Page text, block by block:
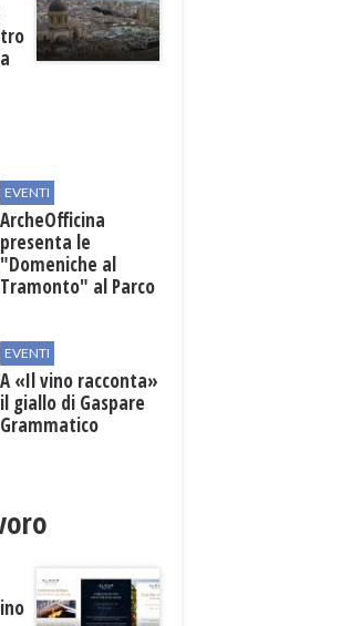
EVENTI
ArcheOfficina
presenta le
"Domeniche al
Tramonto" al Parco
EVENTI
A «Il vino racconta»
il giallo di Gaspare
Grammatico